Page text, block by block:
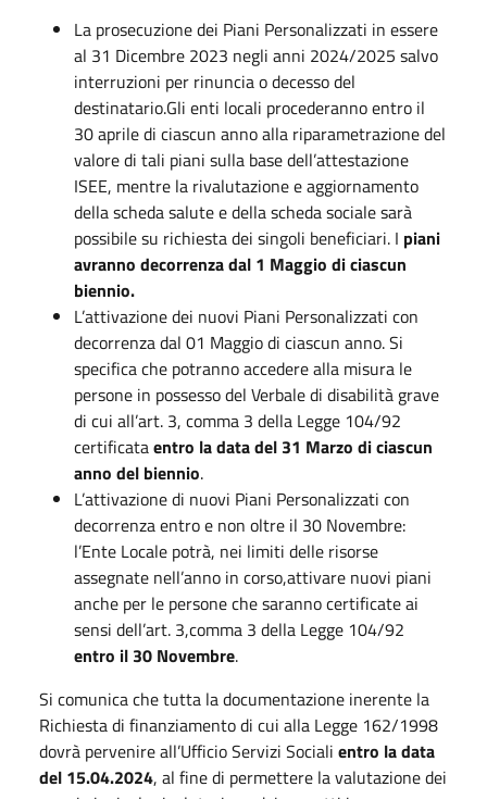
La prosecuzione dei Piani Personalizzati in essere
al 31 Dicembre 2023 negli anni 2024/2025 salvo
interruzioni per rinuncia o decesso del
destinatario.Gli enti locali procederanno entro il
30 aprile di ciascun anno alla riparametrazione del
valore di tali piani sulla base dell’attestazione
ISEE, mentre la rivalutazione e aggiornamento
della scheda salute e della scheda sociale sarà
possibile su richiesta dei singoli beneficiari. I piani
avranno decorrenza dal 1 Maggio di ciascun
biennio.
L’attivazione dei nuovi Piani Personalizzati con
decorrenza dal 01 Maggio di ciascun anno. Si
specifica che potranno accedere alla misura le
persone in possesso del Verbale di disabilità grave
di cui all’art. 3, comma 3 della Legge 104/92
certificataentro la data del 31 Marzo di ciascun
anno del biennio.
L’attivazione di nuovi Piani Personalizzati con
decorrenza entro e non oltre il 30 Novembre:
l’Ente Locale potrà, nei limiti delle risorse
assegnate nell’anno in corso,attivare nuovi piani
anche per le persone che saranno certificate ai
sensi dell’art. 3,comma 3 della Legge 104/92
entro il 30 Novembre.
Si comunica che tutta la documentazione inerente la
Richiesta di finanziamento di cui alla Legge 162/1998
dovrà pervenire all’Ufficio Servizi Sociali entro la data
del 15.04.2024, al fine di permettere la valutazione dei